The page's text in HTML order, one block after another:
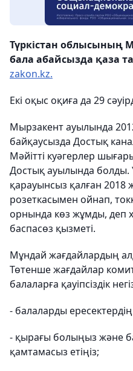
Түркістан облысының
бала абайсызда қаза
zakon.kz.
Екі оқыс оқиға да 29
Мырзакент ауылында
байқаусызда Достық
Мәйітті куәгерлер
Достық ауылында болды.
қарауынсыз қалған 2018
розеткасымен ойнап,
орнында көз жұмды, деп
баспасөз қызметі.
Мұндай жағдайлардың
Төтенше жағдайлар
балаларға қауіпсіздік
- балаларды
- қырағы болыңыз және
қамтамасыз етіңіз;